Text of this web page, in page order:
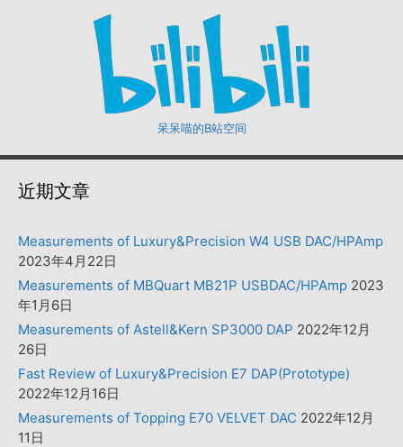
呆呆喵的B站空间
近期文章
Measurements of Luxury&Precision W4 USB DAC/HPAmp
2023年4月22日
Measurements of MBQuart MB21P USBDAC/HPAmp 2023
年1月6日
Measurements of Astell&Kern SP3000 DAP 2022年12月
26日
Fast Review of Luxury&Precision E7 DAP(Prototype)
2022年12月16日
Measurements of Topping E70 VELVET DAC 2022年12月
11日